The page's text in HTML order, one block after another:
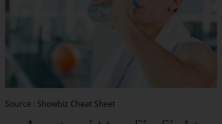
Source : Showbiz Cheat Sheet